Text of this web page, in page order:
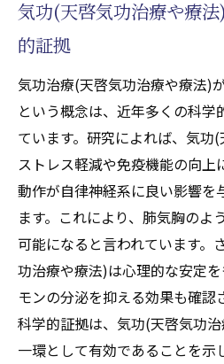
法)の関係
療法)の技法
日常生活での気功(天
トレス軽減
気功治療(天啓気功治
ストレス改善例
気功(天啓気功治療や療
的証拠
気功治療(天啓気功治療や療法)
という概念は、近年多くの科学
ています。研究によれば、気功
ストレス軽減や免疫機能の向上
動作が自律神経系に良い影響を
ます。これにより、肺気胸のよ
可能になると言われています。
功治療や療法)は心理的な安定
モンの分泌を抑える効果も確認
科学的証拠は、気功(天啓気功
一環として有効であることを示